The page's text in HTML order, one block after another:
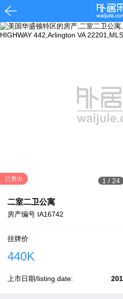
1 / 24
已售出
二室二卫公寓
房产编号 IA16742
挂牌价
440K
上市日期/listing date: